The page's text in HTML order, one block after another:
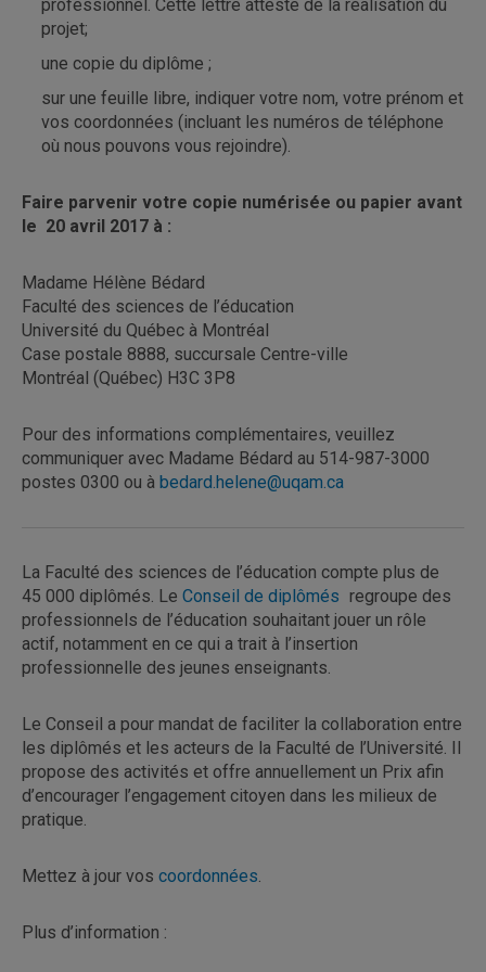
professionnel. Cette lettre atteste de la réalisation du
projet;
une copie du diplôme ;
sur une feuille libre, indiquer votre nom, votre prénom et
vos coordonnées (incluant les numéros de téléphone
où nous pouvons vous rejoindre).
Faire parvenir votre copie numérisée ou papier avant
le 20 avril 2017 à :
Madame Hélène Bédard
Faculté des sciences de l’éducation
Université du Québec à Montréal
Case postale 8888, succursale Centre-ville
Montréal (Québec) H3C 3P8
Pour des informations complémentaires, veuillez
communiquer avec Madame Bédard au 514-987-3000
postes 0300 ou à bedard.helene@uqam.ca
La Faculté des sciences de l’éducation compte plus de
45 000 diplômés. Le Conseil de diplômés regroupe des
professionnels de l’éducation souhaitant jouer un rôle
actif, notamment en ce qui a trait à l’insertion
professionnelle des jeunes enseignants.
Le Conseil a pour mandat de faciliter la collaboration entre
les diplômés et les acteurs de la Faculté de l’Université. Il
propose des activités et offre annuellement un Prix afin
d’encourager l’engagement citoyen dans les milieux de
pratique.
Mettez à jour vos coordonnées.
Plus d’information :